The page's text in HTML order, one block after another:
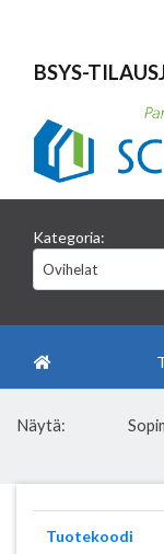
BSYS-
Kategoria:
Ovihelat
Näytä:
Tuotekoodi